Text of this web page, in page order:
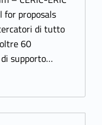
for proposals
di tutto
60
supporto…